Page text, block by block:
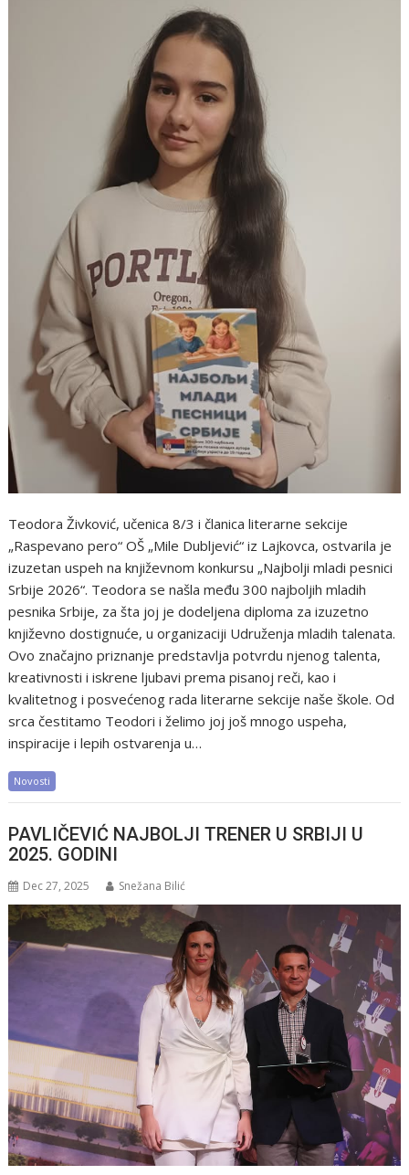
Teodora Živković, učenica 8/3 i članica literarne sekcije
„Raspevano pero“ OŠ „Mile Dubljević“ iz Lajkovca, ostvarila je
izuzetan uspeh na književnom konkursu „Najbolji mladi pesnici
Srbije 2026“. Teodora se našla među 300 najboljih mladih
pesnika Srbije, za šta joj je dodeljena diploma za izuzetno
književno dostignuće, u organizaciji Udruženja mladih talenata.
Ovo značajno priznanje predstavlja potvrdu njenog talenta,
kreativnosti i iskrene ljubavi prema pisanoj reči, kao i
kvalitetnog i posvećenog rada literarne sekcije naše škole. Od
srca čestitamo Teodori i želimo joj još mnogo uspeha,
inspiracije i lepih ostvarenja u…
Novosti
PAVLIČEVIĆ NAJBOLJI TRENER U SRBIJI U
2025. GODINI
Dec 27, 2025 Snežana Bilić